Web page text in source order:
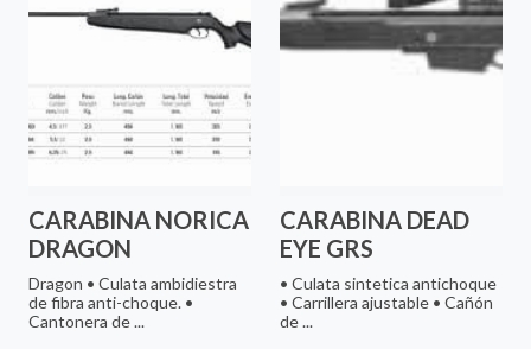
CARABINA NORICA
DRAGON
Dragon • Culata ambidiestra
de fibra anti-choque. •
Cantonera de ...
CARABINA DEAD
EYE GRS
• Culata sintetica antichoque
• Carrillera ajustable • Cañón
de ...